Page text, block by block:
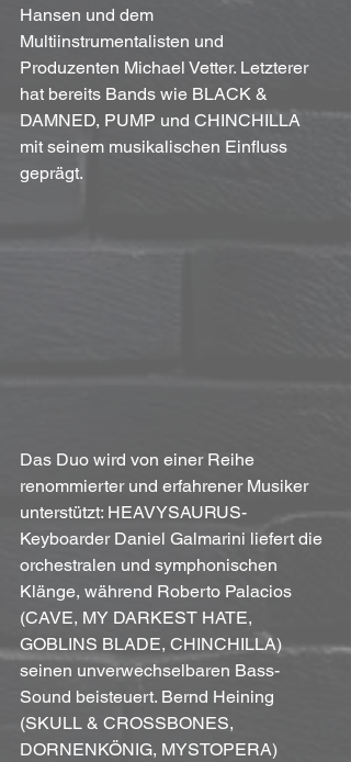
Hansen und dem
Multiinstrumentalisten und
Produzenten Michael Vetter. Letzterer
hat bereits Bands wie BLACK &
DAMNED, PUMP und CHINCHILLA
mit seinem musikalischen Einfluss
geprägt.
Das Duo wird von einer Reihe
renommierter und erfahrener Musiker
unterstützt: HEAVYSAURUS-
Keyboarder Daniel Galmarini liefert die
orchestralen und symphonischen
Klänge, während Roberto Palacios
(CAVE, MY DARKEST HATE,
GOBLINS BLADE, CHINCHILLA)
seinen unverwechselbaren Bass-
Sound beisteuert. Bernd Heining
(SKULL & CROSSBONES,
DORNENKÖNIG, MYSTOPERA)